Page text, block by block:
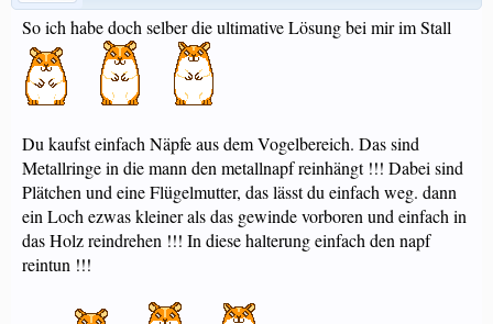
So ich habe doch selber die ultimative Lösung bei mir im Stall
Du kaufst einfach Näpfe aus dem Vogelbereich. Das sind
Metallringe in die mann den metallnapf reinhängt !!! Dabei sind
Plätchen und eine Flügelmutter, das lässt du einfach weg. dann
ein Loch ezwas kleiner als das gewinde vorboren und einfach in
das Holz reindrehen !!! In diese halterung einfach den napf
reintun !!!